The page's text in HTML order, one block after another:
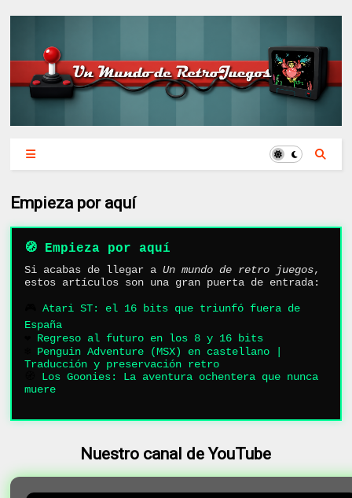
Empieza por aquí
🧭 Empieza por aquí
Si acabas de llegar aUn mundo de retro juegos,
estos artículos son una gran puerta de entrada:
🎮Atari ST: el 16 bits que triunfó fuera de
España
Regreso al futuro en los 8 y 16 bits
Penguin Adventure (MSX) en castellano |
Traducción y preservación retro
Los Goonies: La aventura ochentera que nunca
muere
Nuestro canal de YouTube